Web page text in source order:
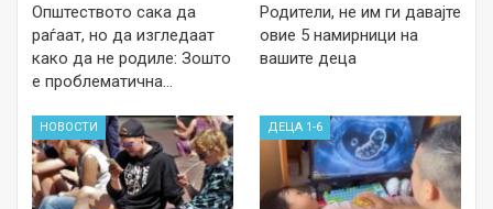
Општеството сака да
раѓаат, но да изгледаат
како да не родиле: Зошто
е проблематична…
Родители, не им ги давајте
овие 5 намирници на
вашите деца
НОВОСТИ ДЕЦА 1-6